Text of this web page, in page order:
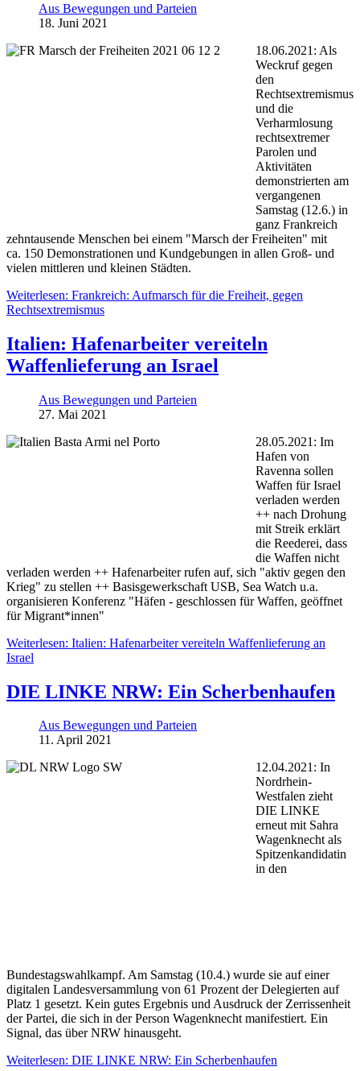
Aus Bewegungen und Parteien
18. Juni 2021
18.06.2021: Als
Weckruf gegen
den
Rechtsextremismus
und die
Verharmlosung
rechtsextremer
Parolen und
Aktivitäten
demonstrierten am
vergangenen
Samstag (12.6.) in
ganz Frankreich
zehntausende Menschen bei einem "Marsch der Freiheiten" mit
ca. 150 Demonstrationen und Kundgebungen in allen Groß- und
vielen mittleren und kleinen Städten.
Weiterlesen: Frankreich: Aufmarsch für die Freiheit, gegen
Rechtsextremismus
Italien: Hafenarbeiter vereiteln
Waffenlieferung an Israel
Aus Bewegungen und Parteien
27. Mai 2021
28.05.2021: Im
Hafen von
Ravenna sollen
Waffen für Israel
verladen werden
++ nach Drohung
mit Streik erklärt
die Reederei, dass
die Waffen nicht
verladen werden ++ Hafenarbeiter rufen auf, sich "aktiv gegen den
Krieg" zu stellen ++ Basisgewerkschaft USB, Sea Watch u.a.
organisieren Konferenz "Häfen - geschlossen für Waffen, geöffnet
für Migrant*innen"
Weiterlesen: Italien: Hafenarbeiter vereiteln Waffenlieferung an
Israel
DIE LINKE NRW: Ein Scherbenhaufen
Aus Bewegungen und Parteien
11. April 2021
12.04.2021: In
Nordrhein-
Westfalen zieht
DIE LINKE
erneut mit Sahra
Wagenknecht als
Spitzenkandidatin
in den
Bundestagswahlkampf. Am Samstag (10.4.) wurde sie auf einer
digitalen Landesversammlung von 61 Prozent der Delegierten auf
Platz 1 gesetzt. Kein gutes Ergebnis und Ausdruck der Zerrissenheit
der Partei, die sich in der Person Wagenknecht manifestiert. Ein
Signal, das über NRW hinausgeht.
Weiterlesen: DIE LINKE NRW: Ein Scherbenhaufen